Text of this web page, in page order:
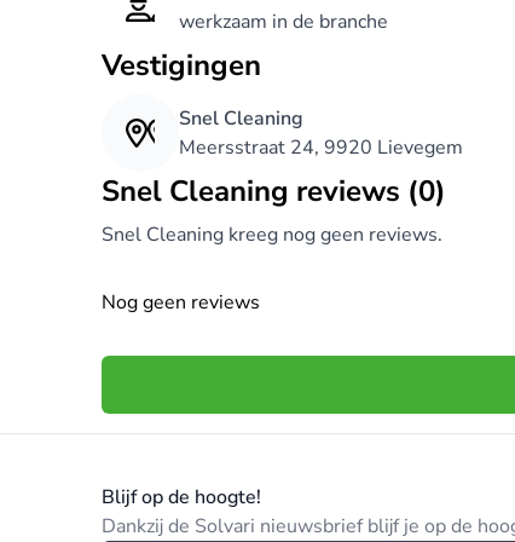
werkzaam in de branche
Vestigingen
Snel Cleaning
Meersstraat 24, 9920 Lievegem
Snel Cleaning reviews (0)
Snel Cleaning kreeg nog geen reviews.
Nog geen reviews
Blijf op de hoogte!
Dankzij de Solvari nieuwsbrief blijf je op de